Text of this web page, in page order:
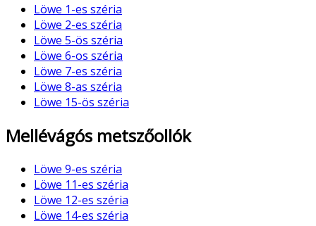
Löwe 1-es széria
Löwe 2-es széria
Löwe 5-ös széria
Löwe 6-os széria
Löwe 7-es széria
Löwe 8-as széria
Löwe 15-ös széria
Mellévágós metszőollók
Löwe 9-es széria
Löwe 11-es széria
Löwe 12-es széria
Löwe 14-es széria